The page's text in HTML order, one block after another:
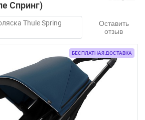
Спринг)
Thule Spring
Оставить
отзыв
БЕСПЛАТНАЯ ДОСТАВКА
БЕСПЛАТНАЯ ДОСТАВКА
БЕСПЛАТНАЯ ДОСТАВКА
БЕСПЛАТНАЯ ДОСТАВКА
БЕСПЛАТНАЯ ДОСТАВКА